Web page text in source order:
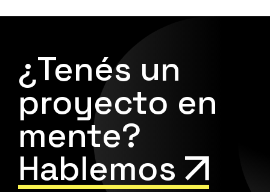
¿Tenés un
proyecto en
mente?
Hablemos